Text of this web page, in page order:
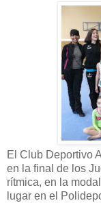
El Club Deportivo
en la final de los
rítmica, en la
lugar en el